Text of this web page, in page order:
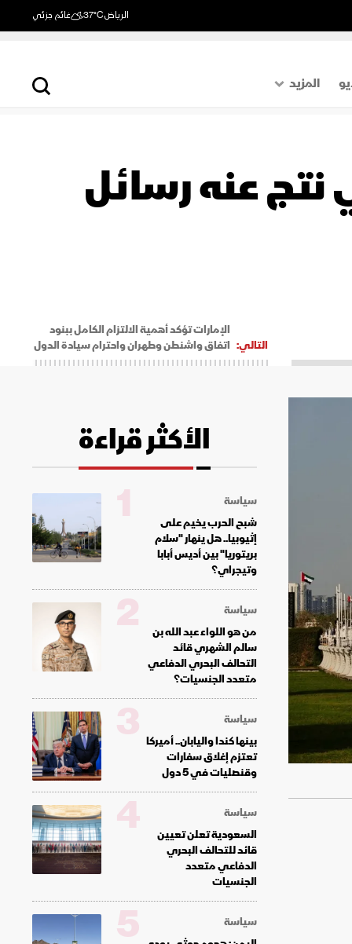
الرياض37°C غائم جزئي
المزيد
اقتصاد
نتج عنه رسائل
التالي:
الإمارات تؤكد أهمية الالتزام الكامل ببنود
اتفاق واشنطن وطهران واحترام سيادة الدول
الأكثر قراءة
سياسة
شبح الحرب يخيم على
إثيوبيا.. هل ينهار "سلام
بريتوريا" بين أديس أبابا
وتيجراي؟
1
سياسة
من هو اللواء عبد الله بن
سالم الشهري قائد
التحالف البحري الدفاعي
متعدد الجنسيات؟
2
سياسة
بينها كندا واليابان.. أميركا
تعتزم إغلاق سفارات
وقنصليات في 5 دول
3
سياسة
السعودية تعلن تعيين
قائد للتحالف البحري
الدفاعي متعدد
الجنسيات
4
سياسة
5